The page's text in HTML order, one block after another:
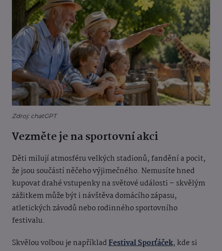
Zdroj: chatGPT
Vezměte je na sportovní akci
Děti milují atmosféru velkých stadionů, fandění a pocit,
že jsou součástí něčeho výjimečného. Nemusíte hned
kupovat drahé vstupenky na světové události – skvělým
zážitkem může být i návštěva domácího zápasu,
atletických závodů nebo rodinného sportovního
festivalu.
Skvělou volbou je napříkladFestival Sporťáček, kde si